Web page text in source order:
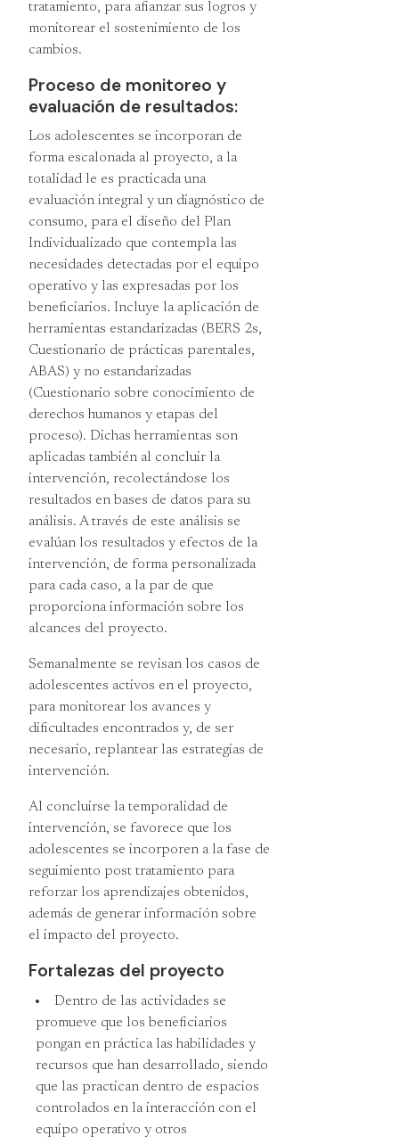
tratamiento, para afianzar sus logros y
monitorear el sostenimiento de los
cambios.
Proceso de monitoreo y
evaluación de resultados:
Los adolescentes se incorporan de
forma escalonada al proyecto, a la
totalidad le es practicada una
evaluación integral y un diagnóstico de
consumo, para el diseño del Plan
Individualizado que contempla las
necesidades detectadas por el equipo
operativo y las expresadas por los
beneficiarios. Incluye la aplicación de
herramientas estandarizadas (BERS 2s,
Cuestionario de prácticas parentales,
ABAS) y no estandarizadas
(Cuestionario sobre conocimiento de
derechos humanos y etapas del
proceso). Dichas herramientas son
aplicadas también al concluir la
intervención, recolectándose los
resultados en bases de datos para su
análisis. A través de este análisis se
evalúan los resultados y efectos de la
intervención, de forma personalizada
para cada caso, a la par de que
proporciona información sobre los
alcances del proyecto.
Semanalmente se revisan los casos de
adolescentes activos en el proyecto,
para monitorear los avances y
dificultades encontrados y, de ser
necesario, replantear las estrategias de
intervención.
Al concluirse la temporalidad de
intervención, se favorece que los
adolescentes se incorporen a la fase de
seguimiento post tratamiento para
reforzar los aprendizajes obtenidos,
además de generar información sobre
el impacto del proyecto.
Fortalezas del proyecto
Dentro de las actividades se
promueve que los beneficiarios
pongan en práctica las habilidades y
recursos que han desarrollado, siendo
que las practican dentro de espacios
controlados en la interacción con el
equipo operativo y otros